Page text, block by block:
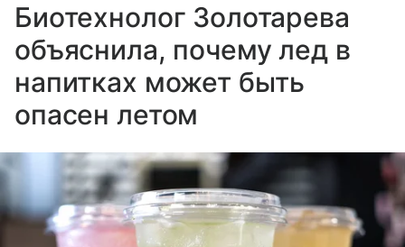
Биотехнолог Золотарева
объяснила, почему лед в
напитках может быть
опасен летом